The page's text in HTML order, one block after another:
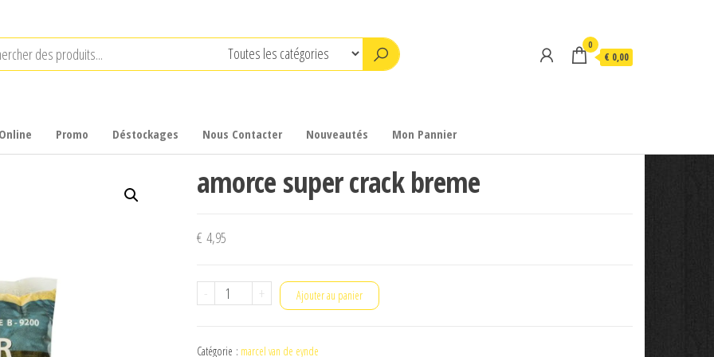
0
€ 0,00
Promo Déstockages Nous Contacter Nouveautés Mon Pannier
amorce super crack breme
€ 4,95
-
quantité
+ Ajouter au panier
Catégorie : marcel van de eynde